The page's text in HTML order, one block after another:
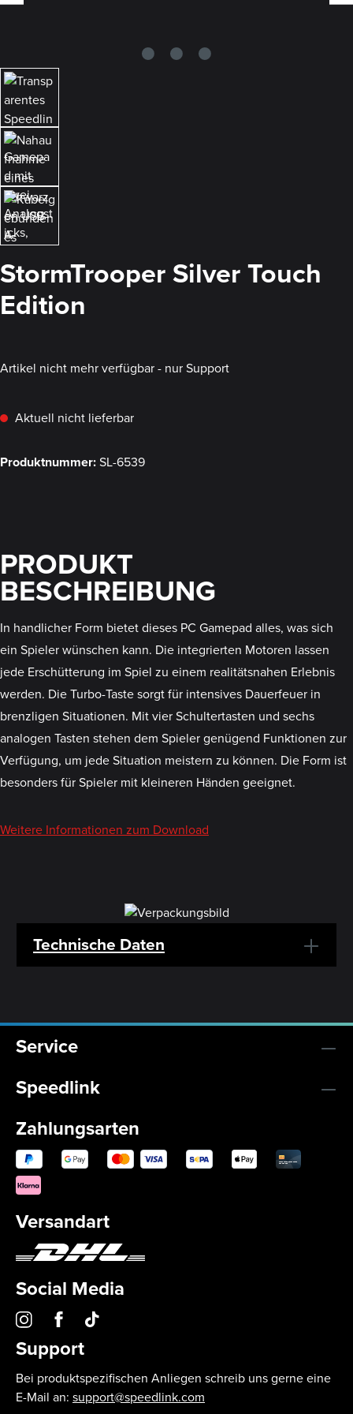
StormTrooper Silver Touch
Edition
Artikel nicht mehr verfügbar - nur Support
Aktuell nicht lieferbar
Produktnummer:SL-6539
PRODUKT
BESCHREIBUNG
In handlicher Form bietet dieses PC Gamepad alles, was sich
ein Spieler wünschen kann. Die integrierten Motoren lassen
jede Erschütterung im Spiel zu einem realitätsnahen Erlebnis
werden. Die Turbo-Taste sorgt für intensives Dauerfeuer in
brenzligen Situationen. Mit vier Schultertasten und sechs
analogen Tasten stehen dem Spieler genügend Funktionen zur
Verfügung, um jede Situation meistern zu können. Die Form ist
besonders für Spieler mit kleineren Händen geeignet.
Weitere Informationen zum Download
Technische Daten
Service
Speedlink
Zahlungsarten
Versandart
Social Media
Support
Bei produktspezifischen Anliegen schreib uns gerne eine
E-Mail an: support@speedlink.com